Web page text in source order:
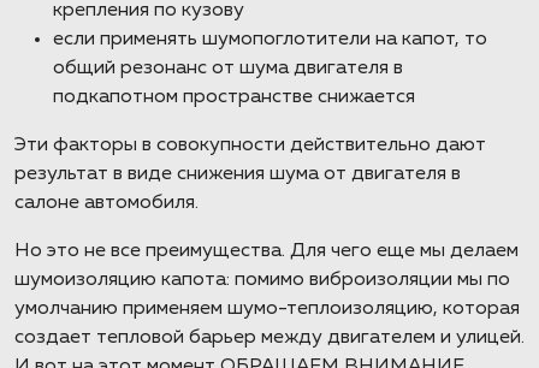
крепления по кузову
если применять шумопоглотители на капот, то
общий резонанс от шума двигателя в
подкапотном пространстве снижается
Эти факторы в совокупности действительно дают
результат в виде снижения шума от двигателя в
салоне автомобиля.
Но это не все преимущества. Для чего еще мы делаем
шумоизоляцию капота: помимо виброизоляции мы по
умолчанию применяем шумо-теплоизоляцию, которая
создает тепловой барьер между двигателем и улицей.